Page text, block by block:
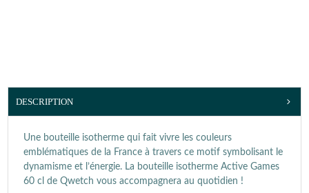
DESCRIPTION
Une bouteille isotherme qui fait vivre les couleurs
emblématiques de la France à travers ce motif symbolisant le
dynamisme et l’énergie. La bouteille isotherme Active Games
60 cl de Qwetch vous accompagnera au quotidien !